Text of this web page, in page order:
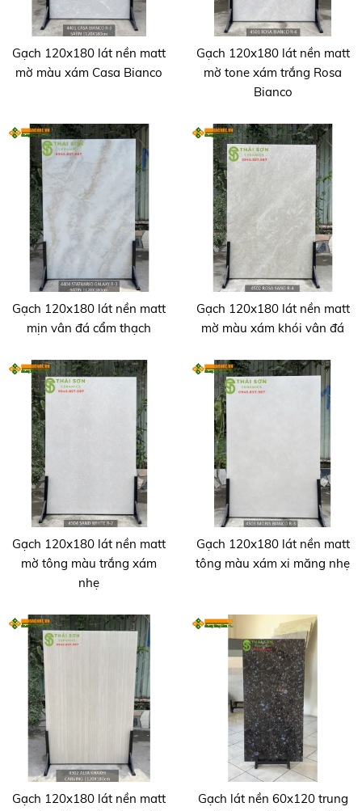
Gạch 120x180 lát nền matt
mờ màu xám Casa Bianco
Gạch 120x180 lát nền matt
mờ tone xám trắng Rosa
Bianco
Gạch 120x180 lát nền matt
mịn vân đá cẩm thạch
Gạch 120x180 lát nền matt
mờ màu xám khói vân đá
Gạch 120x180 lát nền matt
mờ tông màu trắng xám
nhẹ
Gạch 120x180 lát nền matt
tông màu xám xi măng nhẹ
Gạch 120x180 lát nền matt
Gạch lát nền 60x120 trung